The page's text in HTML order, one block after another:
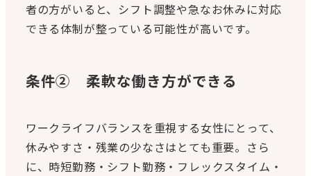
者の方がいると、シフト調整や急なお休みに対応
できる体制が整っている可能性が高いです。
条件② 柔軟な働き方ができる
ワークライフバランスを重視する女性にとって、
休みやすさ・残業の少なさはとても重要。さら
に、時短勤務・シフト勤務・フレックスタイム・